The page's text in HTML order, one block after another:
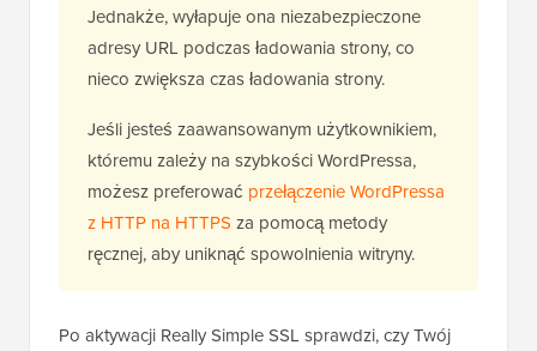
Jednakże, wyłapuje ona niezabezpieczone
adresy URL podczas ładowania strony, co
nieco zwiększa czas ładowania strony.
Jeśli jesteś zaawansowanym użytkownikiem,
któremu zależy na szybkości WordPressa,
możesz preferować przełączenie WordPressa
z HTTP na HTTPS za pomocą metody
ręcznej, aby uniknąć spowolnienia witryny.
Po aktywacji Really Simple SSL sprawdzi, czy Twój